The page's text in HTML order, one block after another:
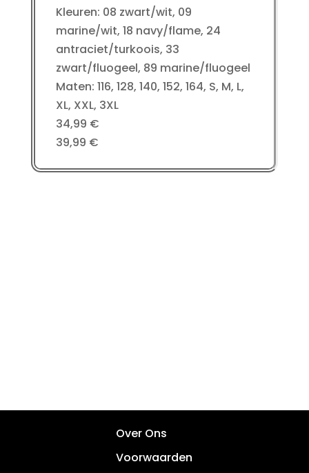
Kleuren: 08 zwart/wit, 09
marine/wit, 18 navy/flame, 24
antraciet/turkoois, 33
zwart/fluogeel, 89 marine/fluogeel
Maten: 116, 128, 140, 152, 164, S, M, L,
XL, XXL, 3XL
34,99 €
39,99 €
Over Ons
Voorwaarden